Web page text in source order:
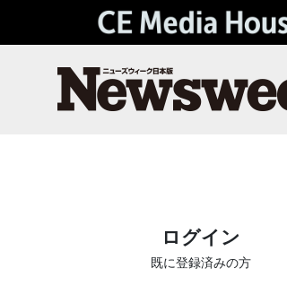
ログイン
既に登録済みの方